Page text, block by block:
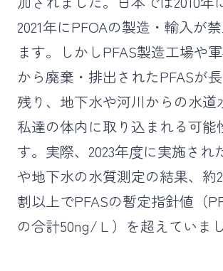
2021年にPFOAの製造・輸入が
ます。しかしPFAS製造工場や
から廃棄・排出されたPFASが
残り、地下水や河川からの水道
私達の体内に取り込まれる可能
す。実際、2023年度に実施され
や地下水の水質測定の結果、約
割以上でPFASの暫定指針値（
の合計50ng/Ｌ）を超えていまし